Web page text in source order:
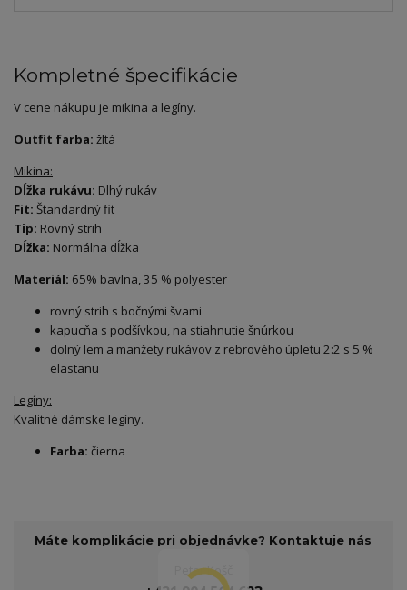
Kompletné špecifikácie
V cene nákupu je mikina a legíny.
Outfit farba: žltá
Mikina:
Dĺžka rukávu: Dlhý rukáv
Fit: Štandardný fit
Tip: Rovný strih
Dĺžka: Normálna dĺžka
Materiál: 65% bavlna, 35 % polyester
rovný strih s bočnými švami
kapucňa s podšívkou, na stiahnutie šnúrkou
dolný lem a manžety rukávov z rebrového úpletu 2:2 s 5 %
elastanu
Legíny:
Kvalitné dámske legíny.
Farba: čierna
Máte komplikácie pri objednávke? Kontaktuje nás
Peter Košč